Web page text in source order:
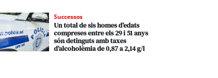
Successos
Un total de sis homes d’edats
compreses entre els 29 i 51 anys
són detinguts amb taxes
d’alcoholèmia de 0,87 a 2,14 g/l